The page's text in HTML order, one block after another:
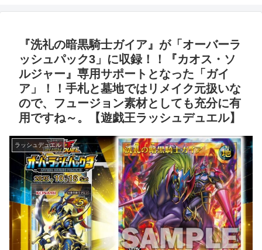
『洗礼の暗黒騎士ガイア』が「オーバーラ
ッシュパック3」に収録！！『カオス・ソ
ルジャー』専用サポートとなった「ガイ
ア」！！手札と墓地ではリメイク元扱いな
ので、フュージョン素材としても充分に有
用ですね～。【遊戯王ラッシュデュエル】
ラッシュデュエル